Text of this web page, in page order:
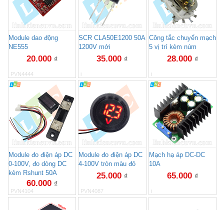
Module dao động
NE555
20.000 ₫
PVN4444
SCR CLA50E1200 50A
1200V mới
35.000 ₫
i
Công tắc chuyển mạch
5 vị trí kèm núm
28.000 ₫
i
Module đo điện áp DC
0-100V, đo dòng DC
kèm Rshunt 50A
60.000 ₫
PVN4104
Module đo điện áp DC
4-100V tròn màu đỏ
25.000 ₫
PVN4087
Mạch hạ áp DC-DC
10A
65.000 ₫
i